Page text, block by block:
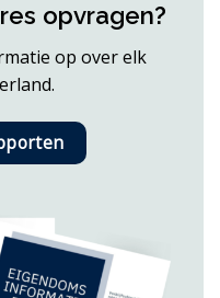
opvragen?
op over elk